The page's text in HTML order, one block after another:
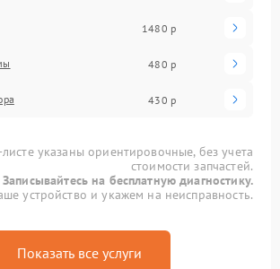
1480 р
480 р
430 р
указаны ориентировочные, без учета
стоимости запчастей.
Записывайтесь на бесплатную диагностику.
устройство и укажем на неисправность.
Показать все услуги